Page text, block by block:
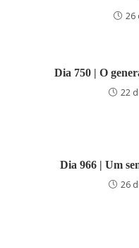
26
Dia 750 | O
22
Dia 966 | Um
26